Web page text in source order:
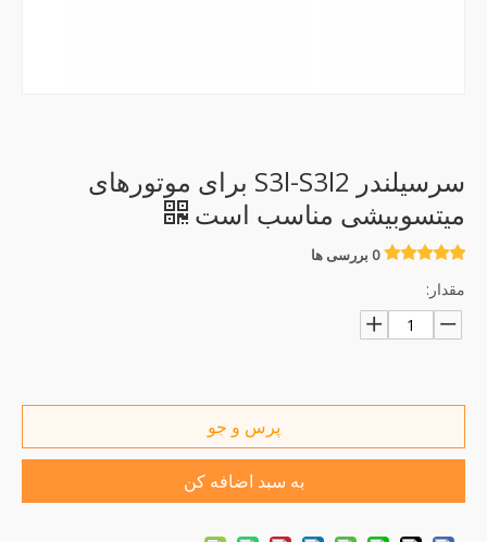
سرسیلندر S3l-S3l2 برای موتورهای
میتسوبیشی مناسب است
0 بررسی ها
مقدار:
پرس و جو
به سبد اضافه کن